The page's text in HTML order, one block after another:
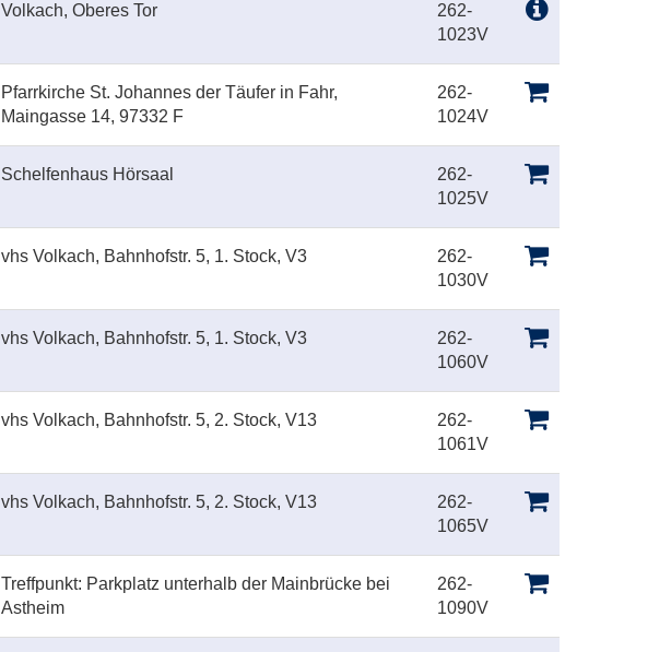
Volkach, Oberes Tor
262-
1023V
Pfarrkirche St. Johannes der Täufer in Fahr,
Maingasse 14, 97332 F
262-
1024V
Schelfenhaus Hörsaal
262-
1025V
vhs Volkach, Bahnhofstr. 5, 1. Stock, V3
262-
1030V
vhs Volkach, Bahnhofstr. 5, 1. Stock, V3
262-
1060V
vhs Volkach, Bahnhofstr. 5, 2. Stock, V13
262-
1061V
vhs Volkach, Bahnhofstr. 5, 2. Stock, V13
262-
1065V
Treffpunkt: Parkplatz unterhalb der Mainbrücke bei
Astheim
262-
1090V